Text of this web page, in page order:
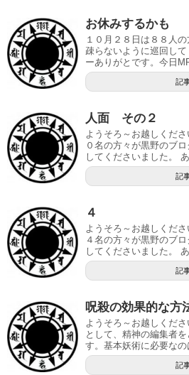
お休みするかも
１０月２８日は８８人
疎らないように巡回し
ーありがとです。今日
記
人面 その２
ようそろ～お越しくだ
０名の方々が黒野のブ
してくださいました。
記
４
ようそろ～お越しくだ
４名の方々が黒野のブ
してくださいました。
記
呪殺の効果的な方
ようそろ～お越しくだ
として、精神の編集者
す。基本妖術に必要なの
記